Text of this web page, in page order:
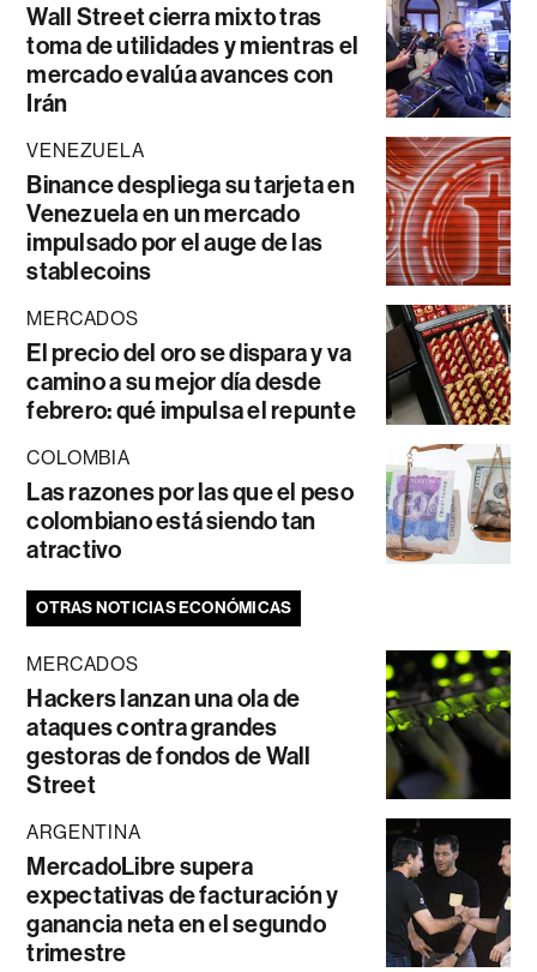
Wall Street cierra mixto tras
toma de utilidades y mientras el
mercado evalúa avances con
Irán
VENEZUELA
Binance despliega su tarjeta en
Venezuela en un mercado
impulsado por el auge de las
stablecoins
MERCADOS
El precio del oro se dispara y va
camino a su mejor día desde
febrero: qué impulsa el repunte
COLOMBIA
Las razones por las que el peso
colombiano está siendo tan
atractivo
OTRAS NOTICIAS ECONÓMICAS
MERCADOS
Hackers lanzan una ola de
ataques contra grandes
gestoras de fondos de Wall
Street
ARGENTINA
MercadoLibre supera
expectativas de facturación y
ganancia neta en el segundo
trimestre